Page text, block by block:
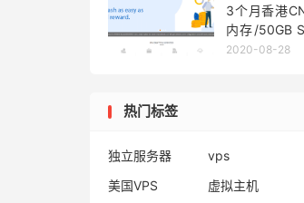
3个月香港
内存/50GB
量/3Mbps端
2020-08-28
热门标签
独立服务器 vps
美国VPS
虚拟主机